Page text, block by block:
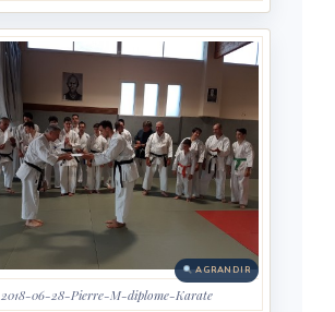
AGRANDIR
2018-06-28-Pierre-M-diplome-Karate